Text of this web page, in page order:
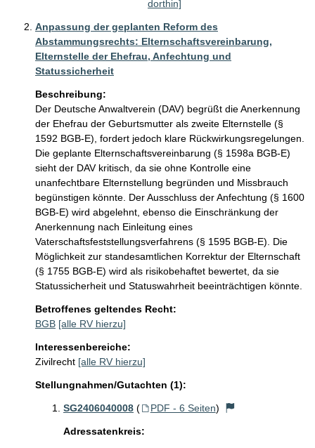
dorthin]
Anpassung der geplanten Reform des
Abstammungsrechts: Elternschaftsvereinbarung,
Elternstelle der Ehefrau, Anfechtung und
Statussicherheit
Beschreibung:
Der Deutsche Anwaltverein (DAV) begrüßt die Anerkennung
der Ehefrau der Geburtsmutter als zweite Elternstelle (§
1592 BGB-E), fordert jedoch klare Rückwirkungsregelungen.
Die geplante Elternschaftsvereinbarung (§ 1598a BGB-E)
sieht der DAV kritisch, da sie ohne Kontrolle eine
unanfechtbare Elternstellung begründen und Missbrauch
begünstigen könnte. Der Ausschluss der Anfechtung (§ 1600
BGB-E) wird abgelehnt, ebenso die Einschränkung der
Anerkennung nach Einleitung eines
Vaterschaftsfeststellungsverfahrens (§ 1595 BGB-E). Die
Möglichkeit zur standesamtlichen Korrektur der Elternschaft
(§ 1755 BGB-E) wird als risikobehaftet bewertet, da sie
Statussicherheit und Statuswahrheit beeinträchtigen könnte.
Betroffenes geltendes Recht:
BGB [alle RV hierzu]
Interessenbereiche:
Zivilrecht [alle RV hierzu]
Stellungnahmen/Gutachten (1):
SG2406040008 ( PDF - 6 Seiten)
Adressatenkreis: